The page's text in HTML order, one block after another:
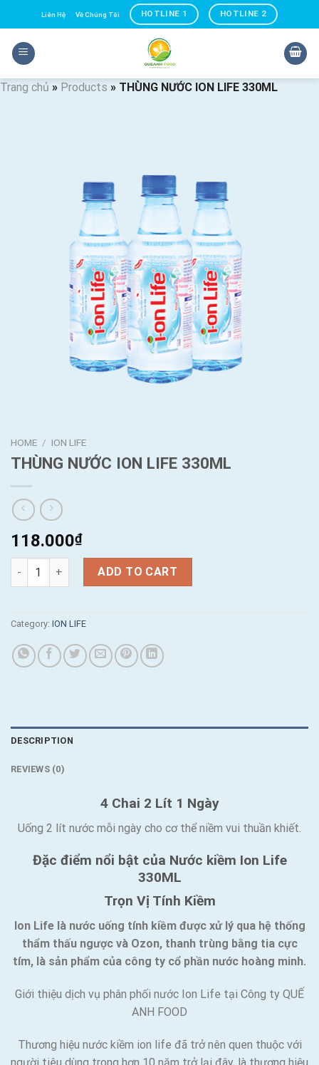
to
content
Liên Hệ Về Chúng Tôi HOTLINE 1 HOTLINE 2
Trang chủ » Products » THÙNG NƯỚC ION LIFE 330ML
HOME / ION LIFE
THÙNG NƯỚC ION LIFE 330ML
118.000₫
THÙNG NƯỚC ION LIFE 330ML quantity
ADD TO CART
Category: ION LIFE
DESCRIPTION
REVIEWS (0)
4 Chai 2 Lít 1 Ngày
Uống 2 lít nước mỗi ngày cho cơ thể niềm vui thuần khiết.
Đặc điểm nổi bật của Nước kiềm Ion Life
330ML
Trọn Vị Tính Kiềm
Ion Life là nước uống tính kiềm được xử lý qua hệ thống
thẩm thấu ngược và Ozon, thanh trùng bằng tia cực
tím, là sản phẩm của công ty cổ phần nước hoàng minh.
Giới thiệu dịch vụ phân phối nước Ion Life tại Công ty QUẾ
ANH FOOD
Thương hiệu nước kiềm ion life đã trở nên quen thuộc với
người tiêu dùng trong hơn 10 năm trở lại đây, là thương hiệu